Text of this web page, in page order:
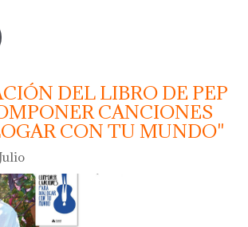
botijo miguel milá - argentona
DEL LIBRO DE PEP
CANCIONES
CON TU MUNDO"